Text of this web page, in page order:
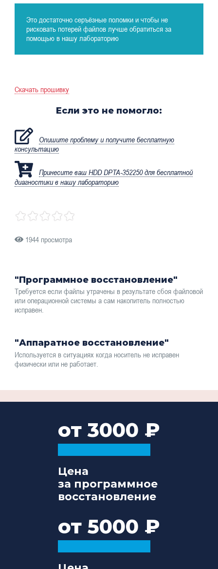
Это достаточно серъёзные поломки и чтобы не
рисковать потерей файлов лучше обратиться за
помощью в нашу лабораторию
Скачать прошивку
Если это не помогло:
Опишите проблему и получите бесплатную
консультацию
Принесите ваш HDD DPTA-352250 для бесплатной
диагностики в нашу лабораторию
1944 просмотра
"Программное восстановление"
Требуется если файлы утрачены в результате сбоя файловой
или операционной системы а сам накопитель полностью
исправен.
"Аппаратное восстановление"
Используется в ситуациях когда носитель не исправен
физически или не работает.
от 3000
Цена
за программное
восстановление
от 5000